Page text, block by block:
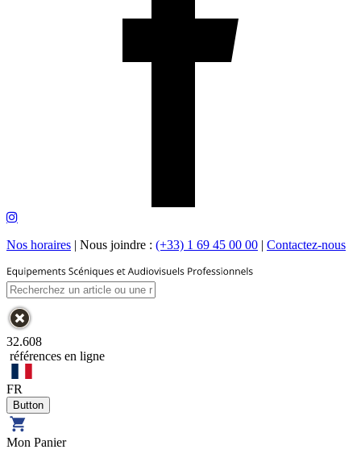
Nos horaires | Nous joindre : (+33) 1 69 45 00 00 | Contactez-nous
32.608
références en ligne
FR
Mon Panier